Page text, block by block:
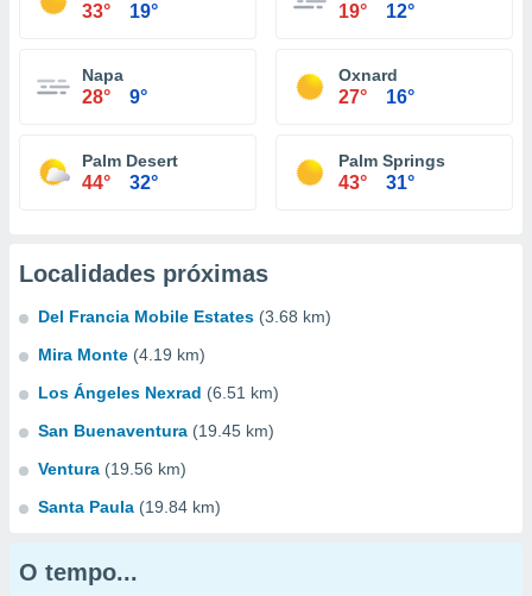
33° 19° 19° 12°
Napa
28° 9°
Oxnard
27° 16°
Palm Desert
44° 32°
Palm Springs
43° 31°
Localidades próximas
Del Francia Mobile Estates (3.68 km)
Mira Monte (4.19 km)
Los Ángeles Nexrad (6.51 km)
San Buenaventura (19.45 km)
Ventura (19.56 km)
Santa Paula (19.84 km)
O tempo...